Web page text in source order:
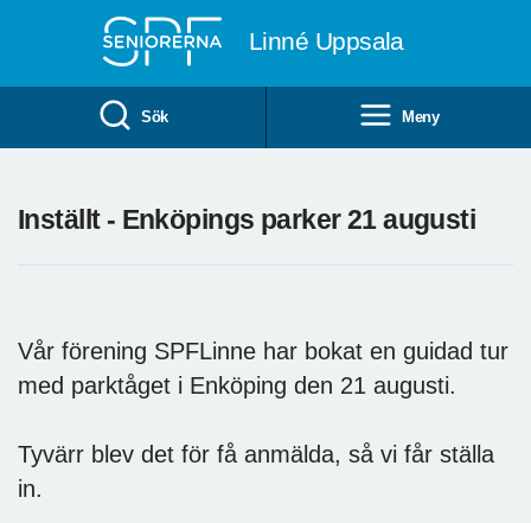
Linné Uppsala
Sök Meny
Inställt - Enköpings parker 21 augusti
Vår förening SPFLinne har bokat en guidad tur
med parktåget i Enköping den 21 augusti.
Tyvärr blev det för få anmälda, så vi får ställa
in.